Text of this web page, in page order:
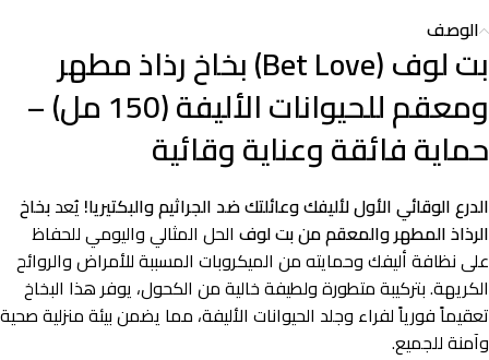
الوصف
بت لوف (Bet Love) بخاخ رذاذ مطهر
ومعقم للحيوانات الأليفة (150 مل) –
حماية فائقة وعناية وقائية
الدرع الوقائي الأول لأليفك وعائلتك ضد الجراثيم والبكتيريا! يُعدبخاخ
الرذاذ المطهر والمعقم من بت لوف الحل المثالي واليومي للحفاظ
على نظافة أليفك وحمايته من الميكروبات المسببة للأمراض والروائح
الكريهة. بتركيبة متطورة ولطيفة خالية من الكحول، يوفر هذا البخاخ
تعقيماً فورياً لفراء وجلد الحيوانات الأليفة، مما يضمن بيئة منزلية صحية
وآمنة للجميع.